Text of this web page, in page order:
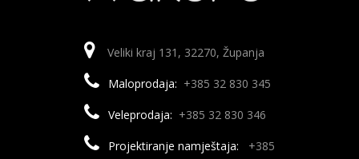
Veliki kraj 131, 32270, Županja
Maloprodaja: +385 32 830 345
Veleprodaja: +385 32 830 346
Projektiranje namještaja:
+385